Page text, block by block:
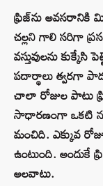
ఫ్రిజ్‌ను
చల్లని గాలి సరిగా
వస్తువులను
పదార్థాలు త్వరగా
చాలా రోజుల పాటు
సాధారణంగా ఒకటి
మంచిది. ఎక్కువ
ఉంటుంది. అందుకే
అలవాటు.